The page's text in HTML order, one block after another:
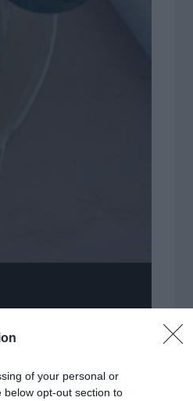
of your personal or
opt-out section to